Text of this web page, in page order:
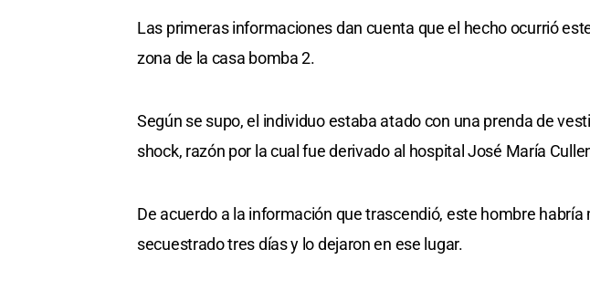
Las primeras informaciones dan cuenta que el hecho ocurrió
zona de la casa bomba 2.
Según se supo, el individuo estaba atado con una prenda de
shock, razón por la cual fue derivado al hospital José María
De acuerdo a la información que trascendió, este hombre
secuestrado tres días y lo dejaron en ese lugar.